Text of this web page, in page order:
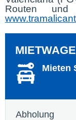
Routen
Mieten
Abholung